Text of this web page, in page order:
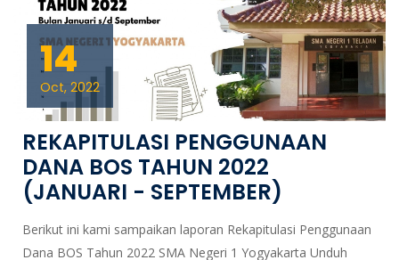
14
Oct, 2022
REKAPITULASI PENGGUNAAN
DANA BOS TAHUN 2022
(JANUARI - SEPTEMBER)
Berikut ini kami sampaikan laporan Rekapitulasi Penggunaan
Dana BOS Tahun 2022 SMA Negeri 1 Yogyakarta Unduh